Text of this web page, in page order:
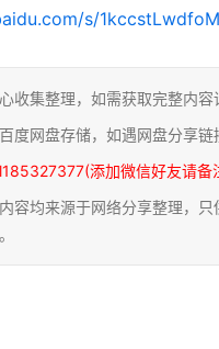
s/
收集整理，如需获取完整内容
度网盘存储，如遇网盘分享链
添加微信好友请备
容均来源于网络分享整理，